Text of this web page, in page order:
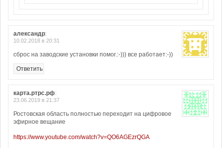
александр:
10.02.2018 в 20:31
сброс на заводские установки помог.:-))) все работает:-))
Ответить
карта.ртрс.рф:
23.06.2019 в 21:37
Ростовская область полностью переходит на цифровое
эфирное вещание
https://www.youtube.com/watch?v=QO6AGEzrQGA